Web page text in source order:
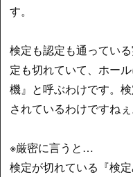
す。
検定も認定も通ってい
定も切れていて、ホー
機』と呼ぶわけです。
されているわけですねぇ
※厳密に言うと…
検定が切れている『検